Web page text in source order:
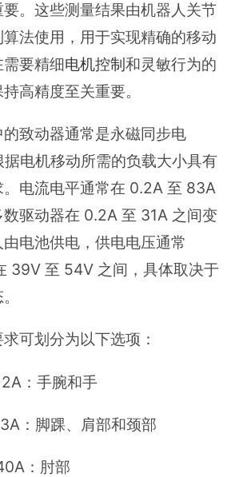
。这些测量结果由机器人关节
法使用，用于实现精确的移动
要精细电机控制和灵敏行为的
高精度至关重要。
致动器通常是永磁同步电
电机移动所需的负载大小具有
电流电平通常在 0.2A 至 83A
驱动器在 0.2A 至 31A 之间变
电池供电，供电电压通常
39V 至 54V 之间，具体取决于
可划分为以下选项：
：手腕和手
：脚踝、肩部和颈部
：肘部